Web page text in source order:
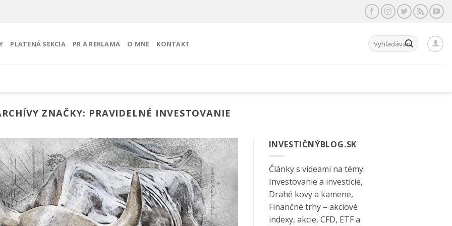
PLATENÁ SEKCIA PR A REKLAMA O MNE KONTAKT Hľadať:
ZNAČKY: PRAVIDELNÉ INVESTOVANIE
INVESTIČNÝBLOG.SK
Články s videami na témy:
Investovanie a investície,
Drahé kovy a kamene,
Finančné trhy – akciové
indexy, akcie, CFD, ETF a